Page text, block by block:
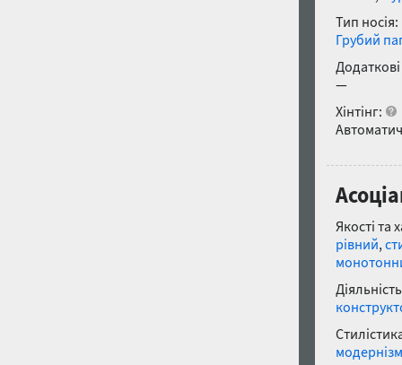
Тип носія:
Грубий
—
Хінтінг:
Якості та
рівний,
модернізм